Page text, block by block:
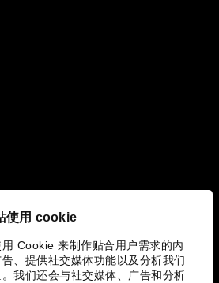
使用 cookie
Cookie 来制作贴合用户需求的内
、提供社交媒体功能以及分析我们
我们还会与社交媒体、广告和分析